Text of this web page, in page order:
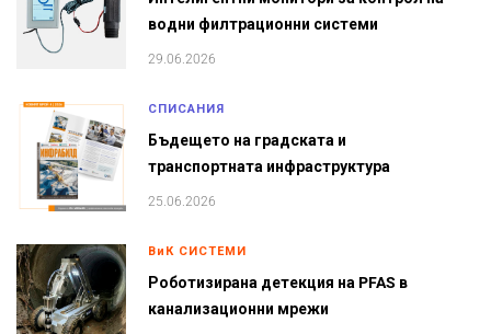
водни филтрационни системи
29.06.2026
СПИСАНИЯ
Бъдещето на градската и
транспортната инфраструктура
25.06.2026
ВиК СИСТЕМИ
Роботизирана детекция на PFAS в
канализационни мрежи